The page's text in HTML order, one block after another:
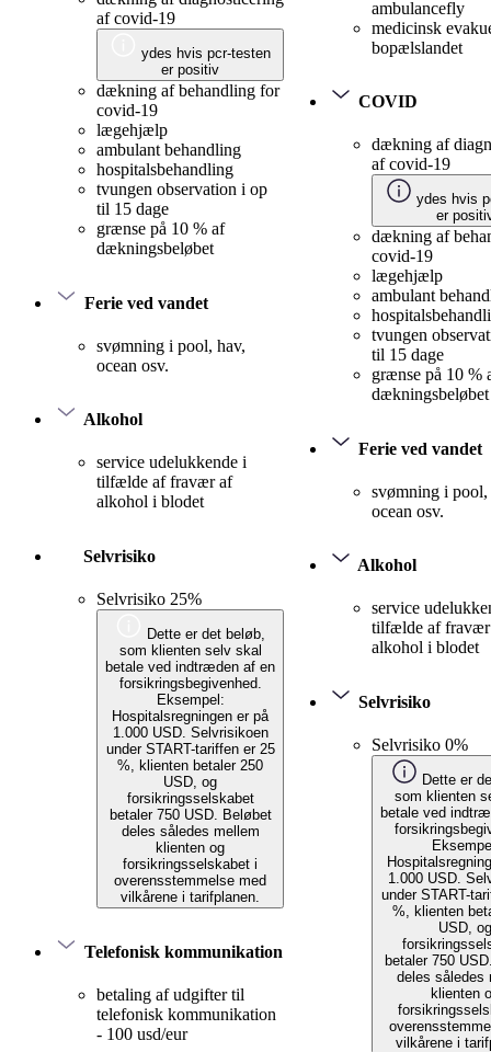
af covid-19
ydes hvis pcr-testen
er positiv
dækning af behandling for
covid-19
lægehjælp
ambulant behandling
hospitalsbehandling
tvungen observation i op
til 15 dage
grænse på 10 % af
dækningsbeløbet
Ferie ved vandet
svømning i pool, hav,
ocean osv.
Alkohol
service udelukkende i
tilfælde af fravær af
alkohol i blodet
Selvrisiko
Selvrisiko 25%
Dette er det beløb,
som klienten selv skal
betale ved indtræden af en
forsikringsbegivenhed.
Eksempel:
Hospitalsregningen er på
1.000 USD. Selvrisikoen
under START-tariffen er 25
%, klienten betaler 250
USD, og
forsikringsselskabet
betaler 750 USD. Beløbet
deles således mellem
klienten og
forsikringsselskabet i
overensstemmelse med
vilkårene i tarifplanen.
Telefonisk kommunikation
betaling af udgifter til
telefonisk kommunikation
- 100 usd/eur
ambulancefly
medicinsk
bopælslandet
COVID
dækning af
af covid-19
ydes hvis
er
dækning af
covid-19
lægehjælp
ambulant
tvungen
til 15 dage
grænse på 10 %
dækningsbeløbet
Ferie ved vandet
svømning i pool,
ocean osv.
Alkohol
service
tilfælde af
alkohol i blodet
Selvrisiko
Selvrisiko 0%
Dette er
som klienten
betale ved
1.000 USD.
under START-
%, klienten
USD, og
betaler 750
deles således
klienten
vilkårene i